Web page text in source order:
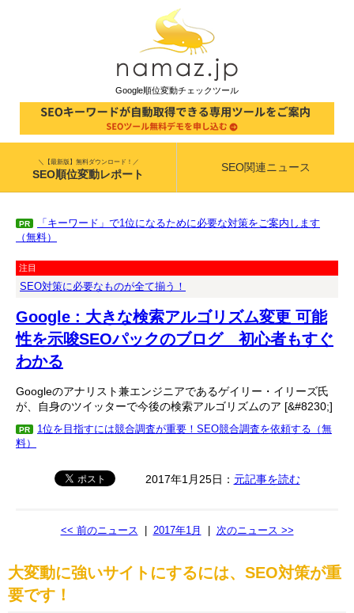
Google順位変動チェックツール
＼【最新版】無料ダウンロード！／
SEO順位変動レポート
SEO関連ニュース
PR
「キーワード」で1位になるために必要な対策をご案内します
（無料）
注目
SEO対策に必要なものが全て揃う！
Google : 大きな検索アルゴリズム変更 可能
性を示唆SEOパックのブログ 初心者もすぐ
わかる
Googleのアナリスト兼エンジニアであるゲイリー・イリーズ氏
が、自身のツイッターで今後の検索アルゴリズムのア [&#8230;]
PR
1位を目指すには競合調査が重要！SEO競合調査を依頼する（無
料）
2017年1月25日： 元記事を読む
<< 前のニュース 2017年1月 次のニュース >>
大変動に強いサイトにするには、SEO対策が重
要です！